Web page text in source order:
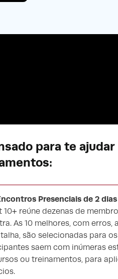
para te ajudar
Presenciais de 2 dias
10+ reúne dezenas de
As 10 melhores, com
são selecionadas para
saem com inúmeras
ou treinamentos, para